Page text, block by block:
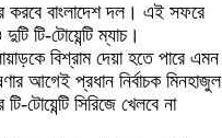
করবে বাংলাদেশ দল। এই সফরে
টি-টোয়েন্টি ম্যাচ।
বিশ্রাম দেয়া হতে পারে এমন
আগেই প্রধান নির্বাচক মিনহাজুল
টোয়েন্টি সিরিজে খেলবে না